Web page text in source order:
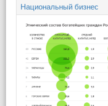
Национальный бизнес